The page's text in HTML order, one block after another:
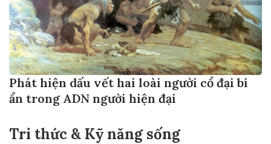
Phát hiện dấu vết hai loài người cổ đại bí
ẩn trong ADN người hiện đại
Tri thức & Kỹ năng sống